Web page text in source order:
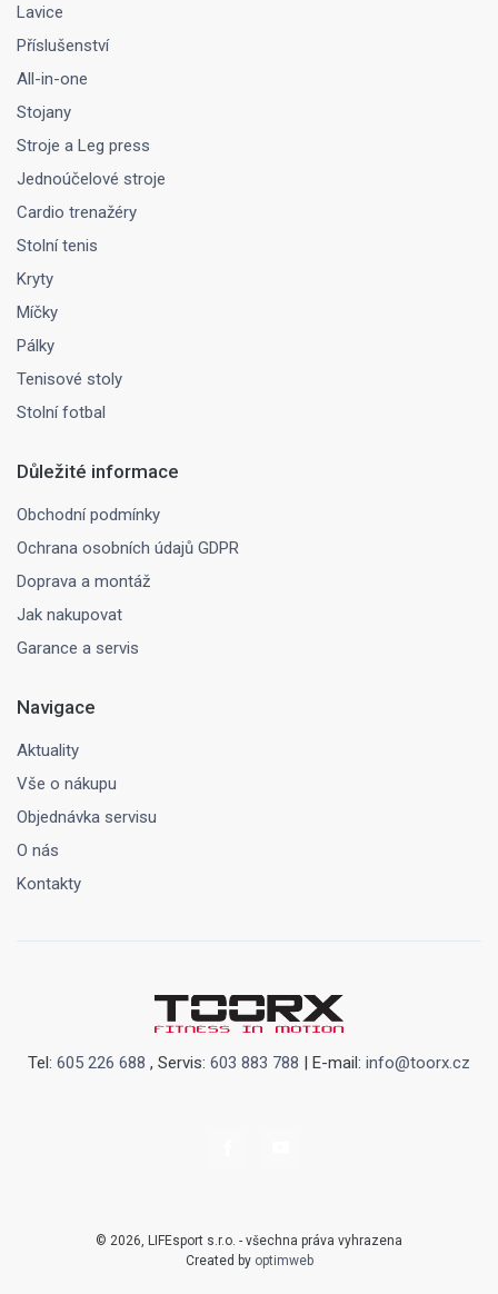
Lavice
Příslušenství
All-in-one
Stojany
Stroje a Leg press
Jednoúčelové stroje
Cardio trenažéry
Stolní tenis
Kryty
Míčky
Pálky
Tenisové stoly
Stolní fotbal
Důležité informace
Obchodní podmínky
Ochrana osobních údajů GDPR
Doprava a montáž
Jak nakupovat
Garance a servis
Navigace
Aktuality
Vše o nákupu
Objednávka servisu
O nás
Kontakty
Tel: 605 226 688 , Servis: 603 883 788 | E-mail: info@toorx.cz
© 2026, LIFEsport s.r.o. - všechna práva vyhrazena
Created by optimweb